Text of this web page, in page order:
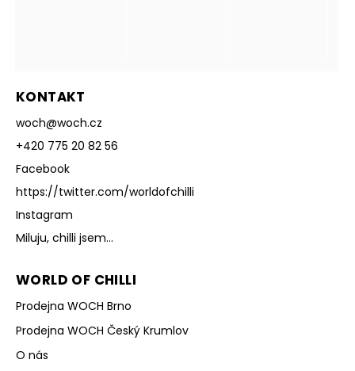
KONTAKT
woch@woch.cz
+420 775 20 82 56
Facebook
https://twitter.com/worldofchilli
Instagram
Miluju, chilli jsem...
WORLD OF CHILLI
Prodejna WOCH Brno
Prodejna WOCH Český Krumlov
O nás